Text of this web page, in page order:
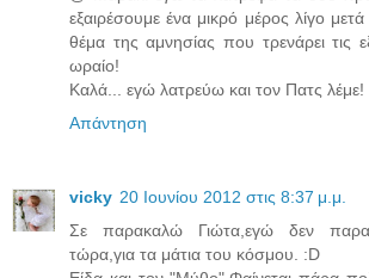
εξαιρέσουμε ένα μικρό μέρος λίγο
θέμα της αμνησίας που τρενάρει τις
ωραίο!
Καλά... εγώ λατρεύω και τον Πατς λέμε!
Απάντηση
vicky 20 Ιουνίου 2012 στις 8:37 μ.μ.
Σε παρακαλώ Γιώτα,εγώ δεν
τώρα,για τα μάτια του κόσμου. :D